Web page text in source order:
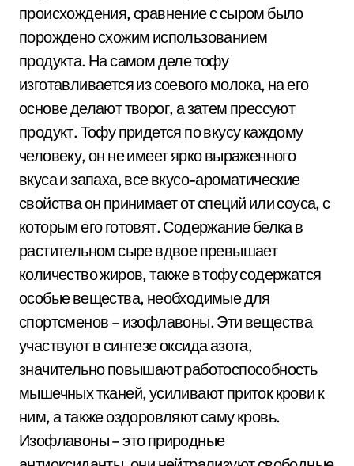
происхождения, сравнение с сыром было
порождено схожим использованием
продукта. На самом деле тофу
изготавливается из соевого молока, на его
основе делают творог, а затем прессуют
продукт. Тофу придется по вкусу каждому
человеку, он не имеет ярко выраженного
вкуса и запаха, все вкусо-ароматические
свойства он принимает от специй или соуса, с
которым его готовят. Содержание белка в
растительном сыре вдвое превышает
количество жиров, также в тофу содержатся
особые вещества, необходимые для
спортсменов – изофлавоны. Эти вещества
участвуют в синтезе оксида азота,
значительно повышают работоспособность
мышечных тканей, усиливают приток крови к
ним, а также оздоровляют саму кровь.
Изофлавоны – это природные